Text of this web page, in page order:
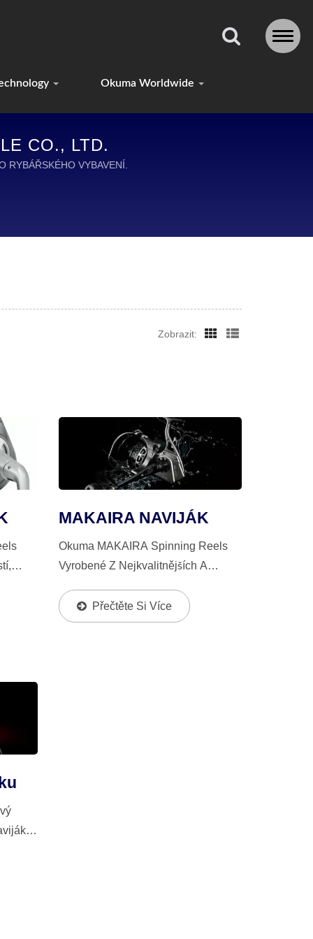
Okuma Worldwide
CO., LTD.
VYBAVENÍ.
Zobrazit:
MAKAIRA NAVIJÁK
Okuma MAKAIRA Spinning Reels
Vyrobené Z Nejkvalitnějších A
Jsou Nejtvrdší A Nejodolnější
Spinning Reels, Zejména Pro Velké
Přečtěte Si Více